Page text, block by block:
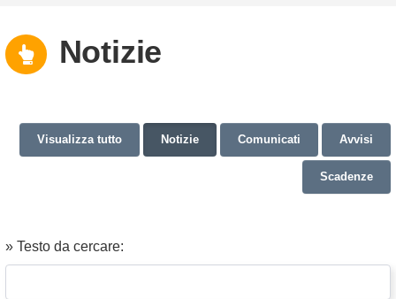
Notizie
Visualizza tutto Notizie Comunicati Avvisi
Scadenze
» Testo da cercare: